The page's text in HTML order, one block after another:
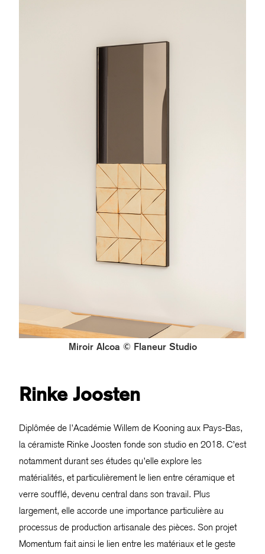
Miroir Alcoa © Flaneur Studio
Rinke Joosten
Diplômée de l’Académie Willem de Kooning aux Pays-Bas,
la céramiste Rinke Joosten fonde son studio en 2018. C’est
notamment durant ses études qu’elle explore les
matérialités, et particulièrement le lien entre céramique et
verre soufflé, devenu central dans son travail. Plus
largement, elle accorde une importance particulière au
processus de production artisanale des pièces. Son projet
Momentum fait ainsi le lien entre les matériaux et le geste